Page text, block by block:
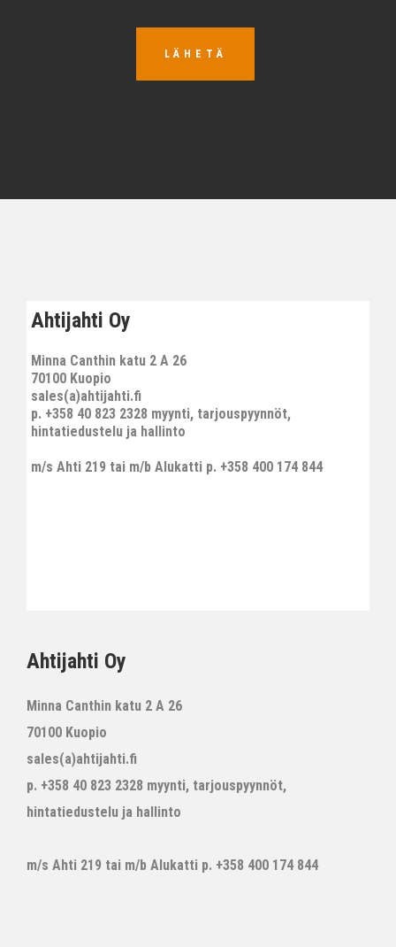
LÄHETÄ
Ahtijahti Oy
Minna Canthin katu 2 A 26
70100 Kuopio
sales(a)ahtijahti.fi
p. +358 40 823 2328 myynti, tarjouspyynnöt,
hintatiedustelu ja hallinto
m/s Ahti 219 tai m/b Alukatti p. +358 400 174 844
Ahtijahti Oy
Minna Canthin katu 2 A 26
70100 Kuopio
sales(a)ahtijahti.fi
p. +358 40 823 2328 myynti, tarjouspyynnöt,
hintatiedustelu ja hallinto
m/s Ahti 219 tai m/b Alukatti p. +358 400 174 844